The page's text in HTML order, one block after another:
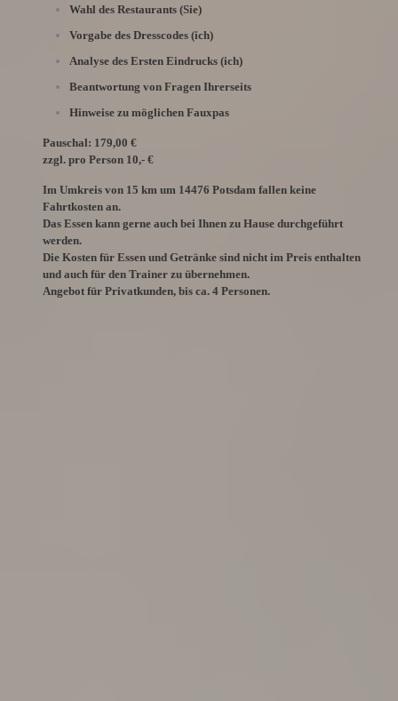
Wahl des Restaurants (Sie)
Vorgabe des Dresscodes (ich)
Analyse des Ersten Eindrucks (ich)
Beantwortung von Fragen Ihrerseits
Hinweise zu möglichen Fauxpas
Pauschal: 179,00 €
zzgl. pro Person 10,- €
Im Umkreis von 15 km um 14476 Potsdam fallen keine
Fahrtkosten an.
Das Essen kann gerne auch bei Ihnen zu Hause durchgeführt
werden.
Die Kosten für Essen und Getränke sind nicht im Preis enthalten
und auch für den Trainer zu übernehmen.
Angebot für Privatkunden, bis ca. 4 Personen.